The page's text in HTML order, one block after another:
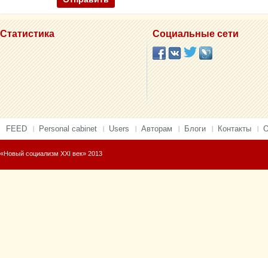
Статистика Социальные сети
FEED Personal cabinet Users Авторам Блоги Контакты
«Новый социализм XXI век» 2013